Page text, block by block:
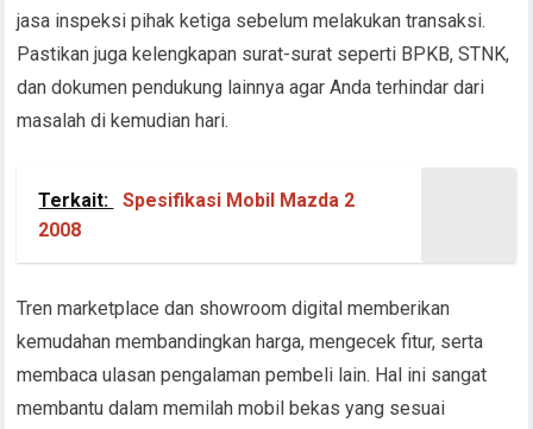
jasa inspeksi pihak ketiga sebelum melakukan transaksi.
Pastikan juga kelengkapan surat-surat seperti BPKB, STNK,
dan dokumen pendukung lainnya agar Anda terhindar dari
masalah di kemudian hari.
Terkait:
Spesifikasi Mobil Mazda 2
2008
Tren marketplace dan showroom digital memberikan
kemudahan membandingkan harga, mengecek fitur, serta
membaca ulasan pengalaman pembeli lain. Hal ini sangat
membantu dalam memilah mobil bekas yang sesuai